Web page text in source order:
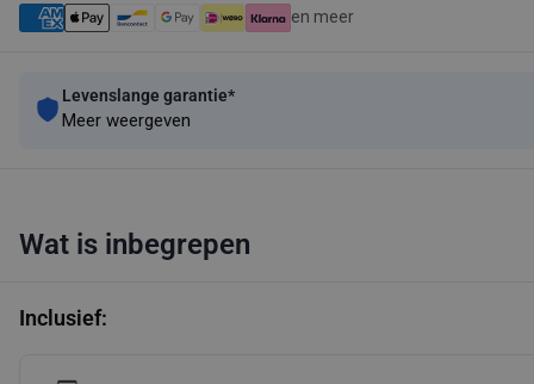
en meer
Levenslange garantie*
Meer weergeven
Wat is inbegrepen
Inclusief: